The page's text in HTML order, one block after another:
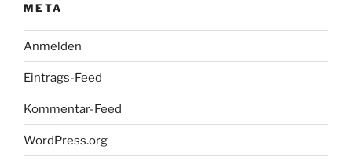
META
Anmelden
Eintrags-Feed
Kommentar-Feed
WordPress.org